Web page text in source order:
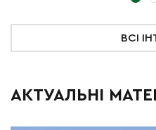
ВСІ
АКТУАЛЬНІ